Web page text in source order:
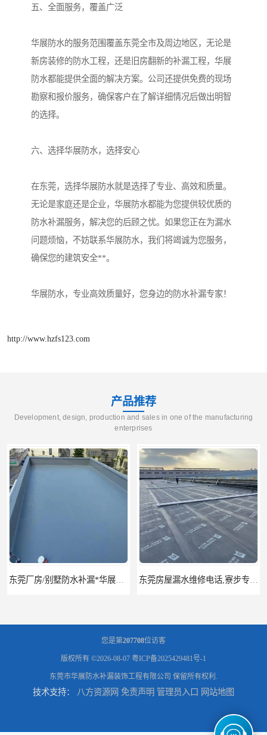
五、全面服务，覆盖广泛
华展防水的服务范围覆盖东莞全市及周边地区，无论是
新房装修的防水工程，还是旧房翻新的补漏工程，华展
防水都能提供全面的解决方案。公司还提供免费的现场
勘察和报价服务，确保客户在了解详细情况后做出明智
的选择。
六、选择华展防水，选择安心
在东莞，选择华展防水就是选择了专业、高效和质量。
无论是家庭还是企业，华展防水都能为您提供较优质的
防水补漏服务，解决您的后顾之忧。如果您正在为漏水
问题烦恼，不妨联系华展防水，我们将竭诚为您服务，
确保您的建筑安全**。
华展防水，专业高效质量好，您身边的防水补漏专家！
http://www.hzfs123.com
产品推荐
Development, design, production and sales in one of the manufacturing
enterprises
东莞厚街厂房防水补漏-楼面-铁皮房-卫生间-外墙漏水维修 东莞厚街专业厂房防水补漏选华展防水，质量好不复漏，省钱省力更省心
您是第207708位访客
版权所有 ©2026-08-07 粤ICP备2025429481号-1
东莞市华展防水补漏装饰工程有限公司 保留所有权利.
技术支持： 八方资源网 免责声明 管理员入口 网站地图